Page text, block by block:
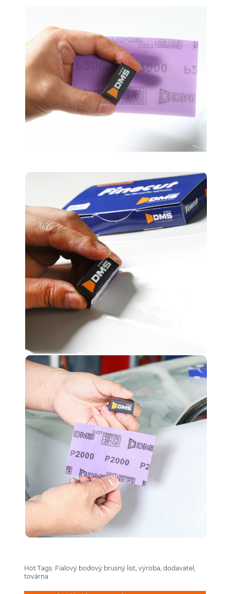
Hot Tags: Fialový bodový brusný list, výroba, dodavatel,
továrna